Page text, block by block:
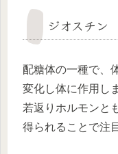
ジオスチン
配糖体の一種で、
変化し体に作用し
若返りホルモンと
得られることで注